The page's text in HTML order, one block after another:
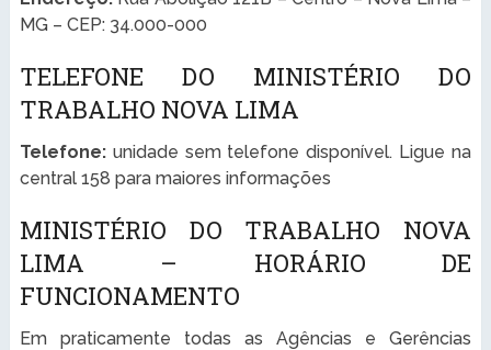
MG – CEP: 34.000-000
TELEFONE DO MINISTÉRIO DO
TRABALHO NOVA LIMA
Telefone:unidade sem telefone disponível. Ligue na
central 158 para maiores informações
MINISTÉRIO DO TRABALHO NOVA
LIMA – HORÁRIO DE
FUNCIONAMENTO
Em praticamente todas as Agências e Gerências